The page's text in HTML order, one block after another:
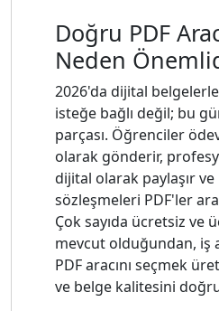
Doğru PDF
Neden
2026'da dijital
isteğe bağlı değil; bu
parçası. Öğrenciler
olarak gönderir,
dijital olarak paylaşır
sözleşmeleri PDF'ler
Çok sayıda ücretsiz ve
mevcut olduğundan, iş
PDF aracını seçmek
ve belge kalitesini